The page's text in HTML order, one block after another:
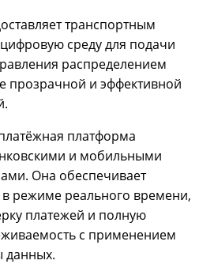
транспортным
среду для подачи
распределением
прозрачной и эффективной
платформа
и мобильными
Она обеспечивает
режиме реального времени,
платежей и полную
с применением
данных.